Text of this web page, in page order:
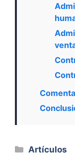
Categorías
Artículos